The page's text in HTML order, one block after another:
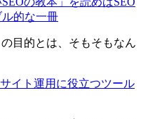
的な一冊
目的とは、そもそもなん
イト運用に役立つツール